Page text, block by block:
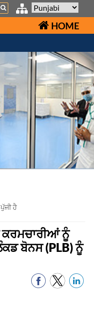
HOME
ਹੈ
ਕਰਮਚਾਰੀਆਂ ਨੂੰ
ਬੋਨਸ (PLB) ਨੂੰ